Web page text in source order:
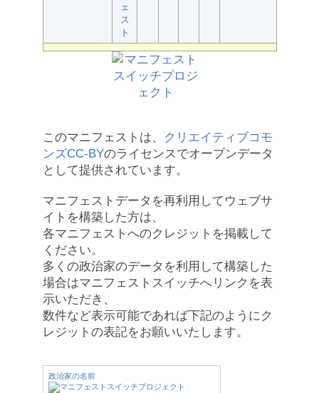
ェ
ス
ト
このマニフェストは、
クリエイティブコモ
ンズCC-BYのライセンスでオープンデータ
として提供されています。
マニフェストデータを再利用してウェブサ
イトを構築した方は、
各マニフェストへのクレジットを掲載して
ください。
多くの政治家のデータを利用して構築した
場合はマニフェストスイッチへリンクを表
示いただき、
数件など表示可能であれば下記のようにク
レジットの表記をお願いいたします。
政治家の名前